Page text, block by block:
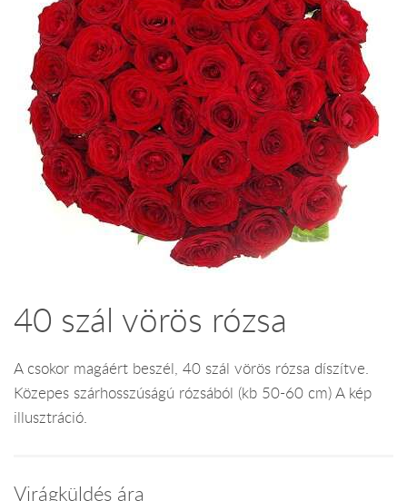
40 szál vörös rózsa
A csokor magáért beszél, 40 szál vörös rózsa díszítve.
Közepes szárhosszúságú rózsából (kb 50-60 cm) A kép
illusztráció.
Virágküldés ára